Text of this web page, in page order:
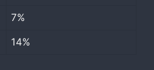
7%
14%